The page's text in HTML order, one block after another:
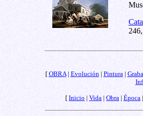
[ OBRA| Evolución| Pintura|
[ Inicio | Vida | Obra | Época